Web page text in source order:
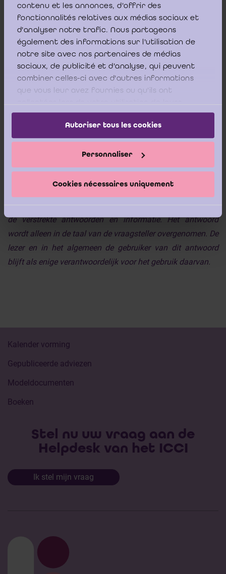
contenu et les annonces, d'offrir des
fonctionnalités relatives aux médias sociaux et
d'analyser notre trafic. Nous partageons
également des informations sur l'utilisation de
notre site avec nos partenaires de médias
sociaux, de publicité et d'analyse, qui peuvent
combiner celles-ci avec d'autres informations
que vous leur avez fournies ou qu'ils ont
services.
Autoriser tous les cookies
Personnaliser
Cookies nécessaires uniquement
handleiding onmiddellijke mandaatstelling
door de dienst Toezicht en Kwaliteitscontrole van het
IBR werd bezorgd (link toevoegen).
______________________________
Disclaimer:Hoewel het Informatiecentrum voor het
ontvangen vragen behandelt en hiervoor beroep doet op
personen met de vereiste bekwaamheden, wordt ten
aanzien van de antwoorden geen enkele garantie geboden
schade die zou kunnen voortvloeien uit feitelijke of
de verstrekte antwoorden en informatie. Het antwoord
wordt alleen in de taal van de vraagsteller overgenomen. De
lezer en in het algemeen de gebruiker van dit antwoord
blijft als enige verantwoordelijk voor het gebruik daarvan.
Kalender vorming
Gepubliceerde adviezen
Modeldocumenten
Boeken
Stel nu uw vraag aan de
Helpdesk van het ICCI
Ik stel mijn vraag